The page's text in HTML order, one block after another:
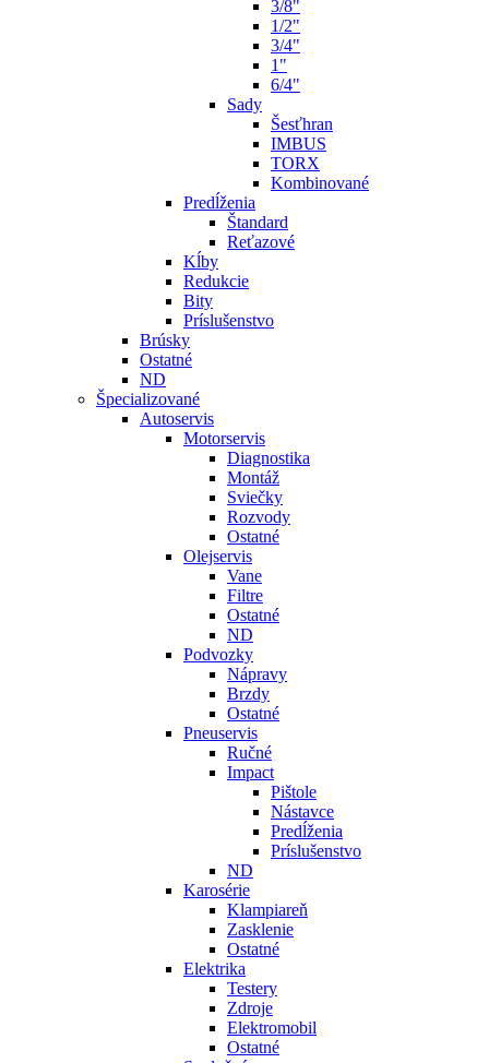
3/8"
1/2"
3/4"
1"
6/4"
Sady
Šesťhran
IMBUS
TORX
Kombinované
Predĺženia
Štandard
Reťazové
Kĺby
Redukcie
Bity
Príslušenstvo
Brúsky
Ostatné
ND
Špecializované
Autoservis
Motorservis
Diagnostika
Montáž
Sviečky
Rozvody
Ostatné
Olejservis
Vane
Filtre
Ostatné
ND
Podvozky
Nápravy
Brzdy
Ostatné
Pneuservis
Ručné
Impact
Pištole
Nástavce
Predĺženia
Príslušenstvo
ND
Karosérie
Klampiareň
Zasklenie
Ostatné
Elektrika
Testery
Zdroje
Elektromobil
Ostatné